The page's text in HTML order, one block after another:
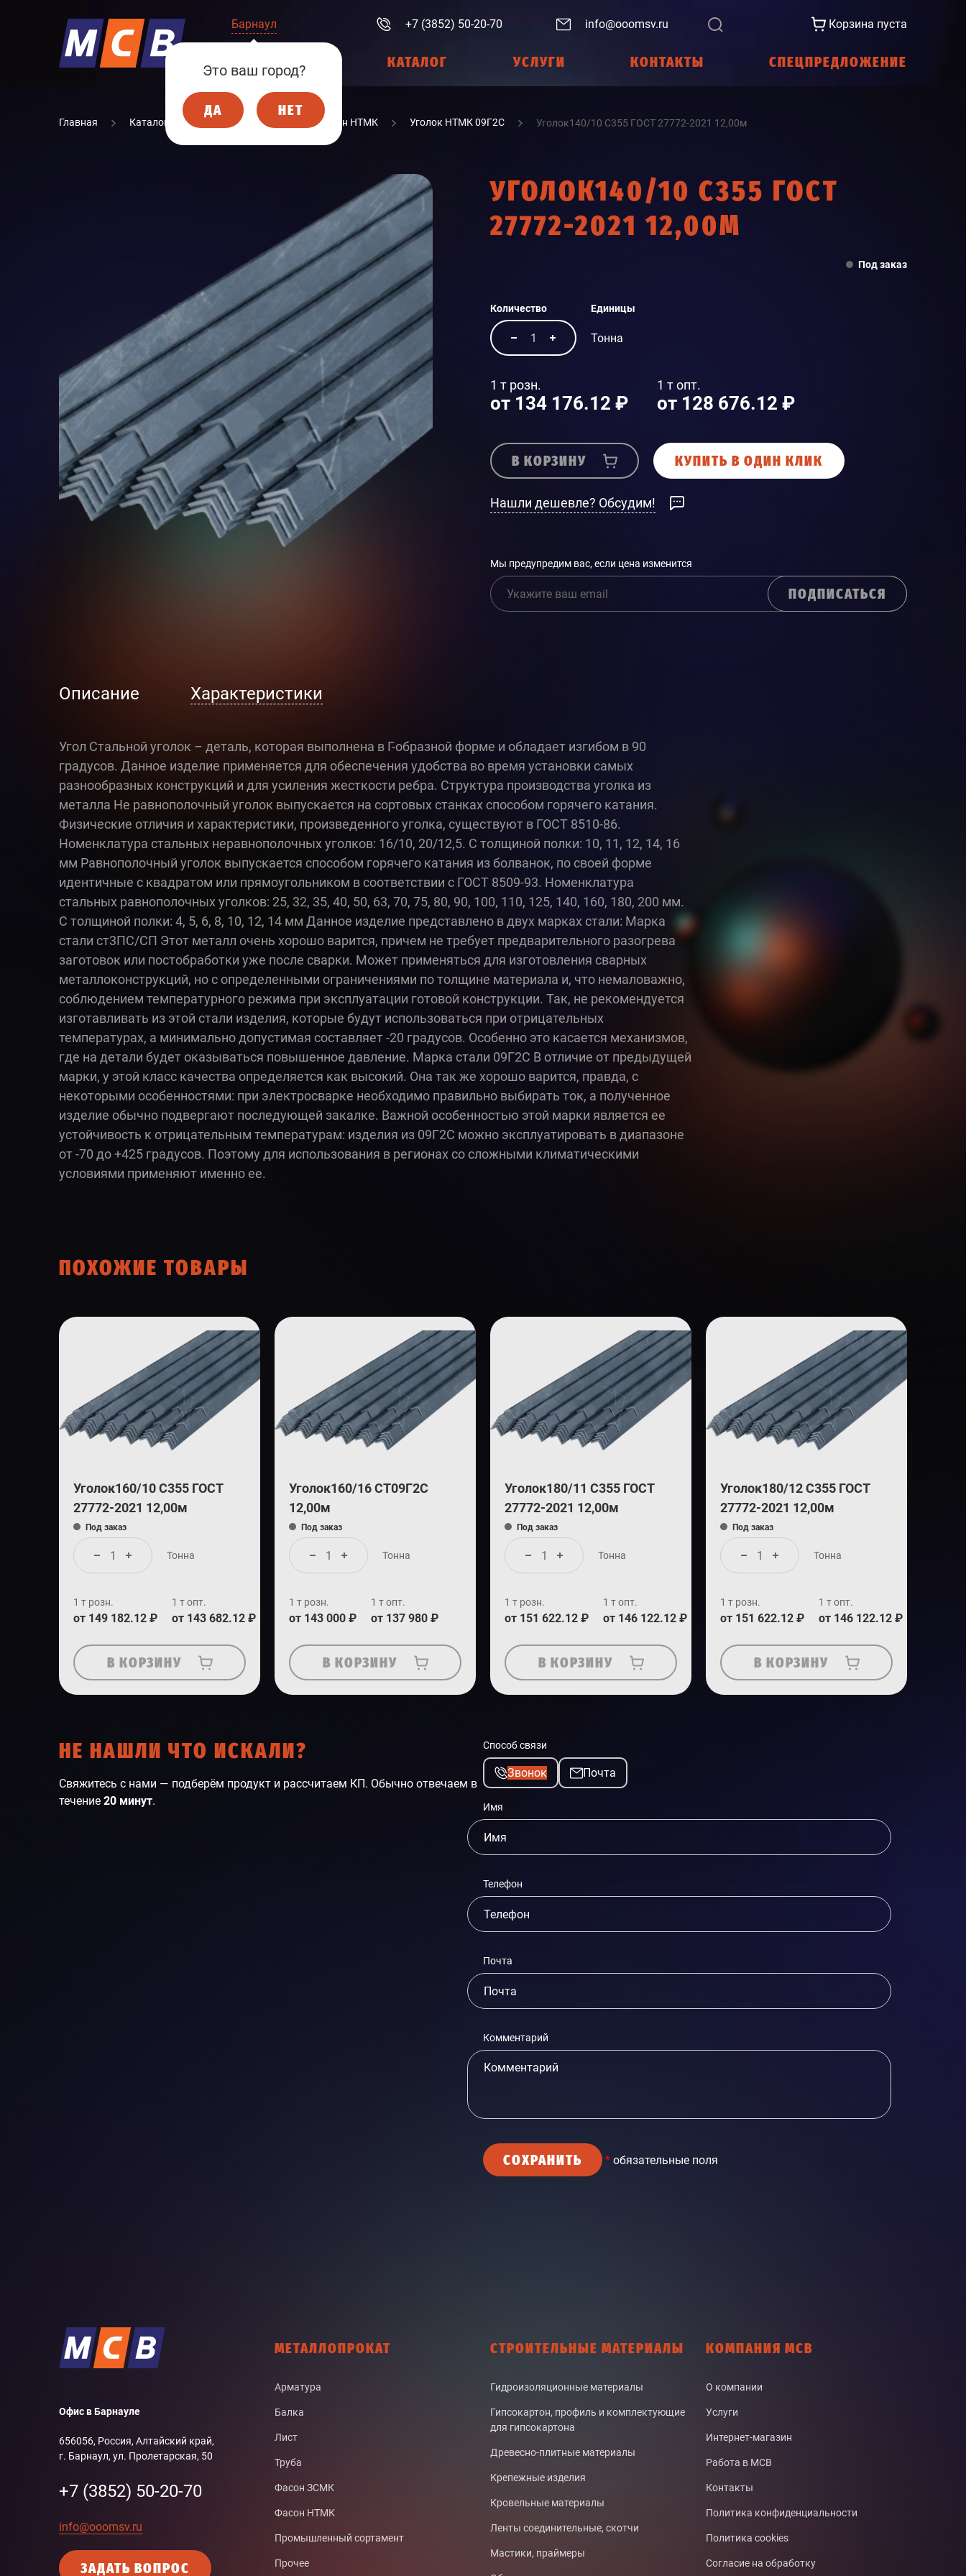
Барнаул +7 (3852) 50-20-70 info@ooomsv.ru
КОМПАНИЯ КАТАЛОГ УСЛУГИ КОНТАКТЫ СПЕЦПРЕДЛОЖЕНИЕ
Корзина пуста
Главная Каталог МЕТАЛЛОПРОКАТ Фасон НТМК Уголок НТМК 09Г2С Уголок140/10 С355 ГОСТ 27772-2021 12,00м
УГОЛОК140/10 С355 ГОСТ
27772-2021 12,00М
Под заказ
Количество Единицы
Тонна
1 т розн.
от 134 176.12 ₽
1 т опт.
от 128 676.12 ₽
В КОРЗИНУ КУПИТЬ В ОДИН КЛИК
Нашли дешевле? Обсудим!
Мы предупредим вас, если цена изменится
ПОДПИСАТЬСЯ
Описание Характеристики
Угол Стальной уголок – деталь, которая выполнена в Г-образной форме и обладает изгибом в 90
градусов. Данное изделие применяется для обеспечения удобства во время установки самых
разнообразных конструкций и для усиления жесткости ребра. Структура производства уголка из
металла Не равнополочный уголок выпускается на сортовых станках способом горячего катания.
Физические отличия и характеристики, произведенного уголка, существуют в ГОСТ 8510-86.
Номенклатура стальных неравнополочных уголков: 16/10, 20/12,5. С толщиной полки: 10, 11, 12, 14, 16
мм Равнополочный уголок выпускается способом горячего катания из болванок, по своей форме
идентичные с квадратом или прямоугольником в соответствии с ГОСТ 8509-93. Номенклатура
стальных равнополочных уголков: 25, 32, 35, 40, 50, 63, 70, 75, 80, 90, 100, 110, 125, 140, 160, 180, 200 мм.
С толщиной полки: 4, 5, 6, 8, 10, 12, 14 мм Данное изделие представлено в двух марках стали: Марка
стали ст3ПС/СП Этот металл очень хорошо варится, причем не требует предварительного разогрева
заготовок или постобработки уже после сварки. Может применяться для изготовления сварных
металлоконструкций, но с определенными ограничениями по толщине материала и, что немаловажно,
соблюдением температурного режима при эксплуатации готовой конструкции. Так, не рекомендуется
изготавливать из этой стали изделия, которые будут использоваться при отрицательных
температурах, а минимально допустимая составляет -20 градусов. Особенно это касается механизмов,
где на детали будет оказываться повышенное давление. Марка стали 09Г2С В отличие от предыдущей
марки, у этой класс качества определяется как высокий. Она так же хорошо варится, правда, с
некоторыми особенностями: при электросварке необходимо правильно выбирать ток, а полученное
изделие обычно подвергают последующей закалке. Важной особенностью этой марки является ее
устойчивость к отрицательным температурам: изделия из 09Г2С можно эксплуатировать в диапазоне
от -70 до +425 градусов. Поэтому для использования в регионах со сложными климатическими
условиями применяют именно ее.
ПОХОЖИЕ ТОВАРЫ
Уголок160/10 С355 ГОСТ
27772-2021 12,00м
Под заказ
Тонна
1 т розн.
от 149 182.12 ₽
1 т опт.
от 143 682.12 ₽
В КОРЗИНУ
Уголок160/16 СТ09Г2С
12,00м
Под заказ
Тонна
1 т розн.
от 143 000 ₽
1 т опт.
от 137 980 ₽
В КОРЗИНУ
Уголок180/11 С355 ГОСТ
27772-2021 12,00м
Под заказ
Тонна
1 т розн.
от 151 622.12 ₽
1 т опт.
от 146 122.12 ₽
В КОРЗИНУ
Уголок180/12 С355 ГОСТ
27772-2021 12,00м
Под заказ
Тонна
1 т розн.
от 151 622.12 ₽
1 т опт.
от 146 122.12 ₽
В КОРЗИНУ
НЕ НАШЛИ ЧТО ИСКАЛИ?
Свяжитесь с нами — подберём продукт и рассчитаем КП. Обычно отвечаем в
течение 20 минут.
Способ связи
Звонок Почта
Имя
Телефон
Почта
Комментарий
СОХРАНИТЬ * обязательные поля
МЕТАЛЛОПРОКАТ
Арматура
Балка
Лист
Труба
Фасон ЗСМК
Фасон НТМК
Промышленный сортамент
Прочее
СТРОИТЕЛЬНЫЕ МАТЕРИАЛЫ
Гидроизоляционные материалы
Гипсокартон, профиль и комплектующие
для гипсокартона
Древесно-плитные материалы
Крепежные изделия
Кровельные материалы
Ленты соединительные, скотчи
Мастики, праймеры
КОМПАНИЯ МСВ
О компании
Услуги
Интернет-магазин
Работа в МСВ
Контакты
Политика конфиденциальности
Политика cookies
Согласие на обработку
Офис в Барнауле
656056, Россия, Алтайский край,
г. Барнаул, ул. Пролетарская, 50
+7 (3852) 50-20-70
info@ooomsv.ru
ЗАДАТЬ ВОПРОС
Это ваш город?
ДА НЕТ